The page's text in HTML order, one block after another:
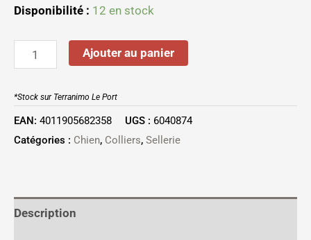
Disponibilité : 12 en stock
Ajouter au panier
*Stock sur Terranimo Le Port
EAN: 4011905682358 UGS : 6040874
Catégories : Chien, Colliers, Sellerie
Description